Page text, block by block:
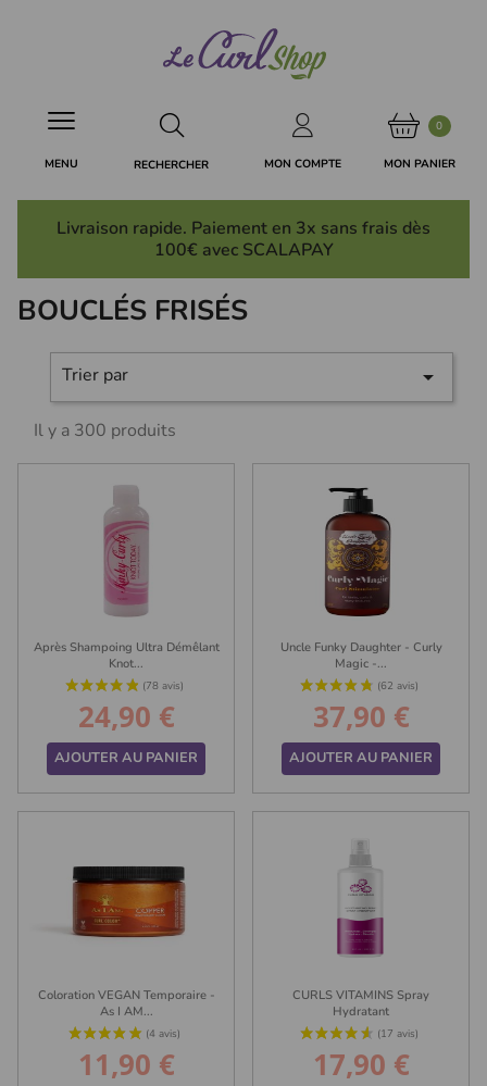
MON COMPTE
0
MON PANIER
RECHERCHER
MENU
Livraison rapide. Paiement en 3x sans frais dès
100€ avec SCALAPAY
BOUCLÉS FRISÉS
Trier par 
Il y a 300 produits
Après Shampoing Ultra Démêlant
Knot...
Prix
24,90 €
AJOUTER AU PANIER
Uncle Funky Daughter - Curly
Magic -...
Prix
37,90 €
AJOUTER AU PANIER
Coloration VEGAN Temporaire -
As I AM...
Prix
11,90 €
CURLS VITAMINS Spray
Hydratant
Prix
17,90 €